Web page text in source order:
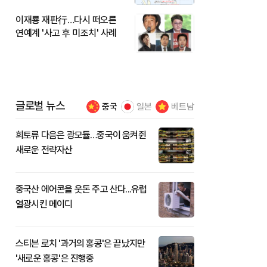
이재룡 재판行…다시 떠오른
연예계 '사고 후 미조치' 사례
글로벌 뉴스 중국 일본 베트남
희토류 다음은 광모듈…중국이 움켜쥔
새로운 전략자산
중국산 에어콘을 웃돈 주고 산다...유럽
열광시킨 메이디
스티븐 로치 '과거의 홍콩'은 끝났지만
'새로운 홍콩'은 진행중